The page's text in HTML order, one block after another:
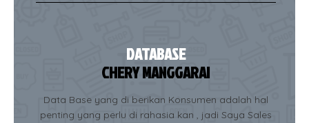
DATABASE
CHERY MANGGARAI
Data Base yang di berikan Konsumen adalah hal
penting yang perlu di rahasia kan , jadi Saya Sales